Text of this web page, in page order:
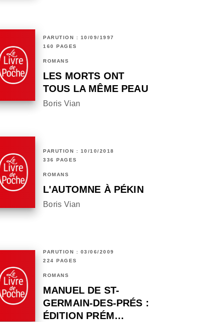
PARUTION : 10/09/1997
160 PAGES
ROMANS
LES MORTS ONT
TOUS LA MÊME PEAU
Boris Vian
PARUTION : 10/10/2018
336 PAGES
ROMANS
L'AUTOMNE À PÉKIN
Boris Vian
PARUTION : 03/06/2009
224 PAGES
ROMANS
MANUEL DE ST-
GERMAIN-DES-PRÉS :
ÉDITION PRÉM…